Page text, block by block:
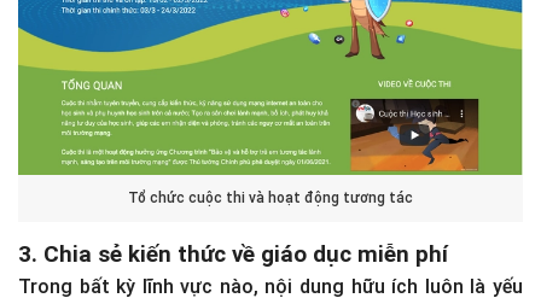
Tổ chức cuộc thi và hoạt động tương tác
3. Chia sẻ kiến thức về giáo dục miễn phí
Trong bất kỳ lĩnh vực nào, nội dung hữu ích luôn là yếu